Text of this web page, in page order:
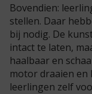
Bovendien:
stellen. Daar
bij nodig. De
intact te laten,
haalbaar en
motor draaien en
leerlingen zelf